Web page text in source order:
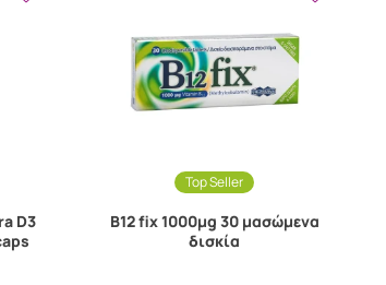
D3
Top Seller
B12 fix 1000μg 30 μασώμενα
δισκία